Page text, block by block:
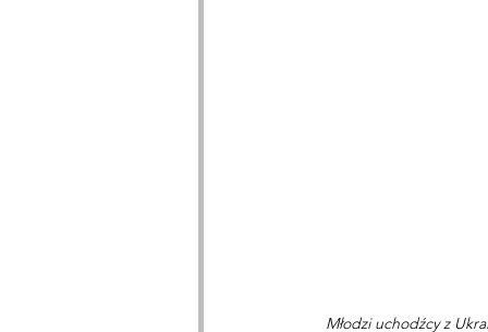
Młodzi uchodźcy z